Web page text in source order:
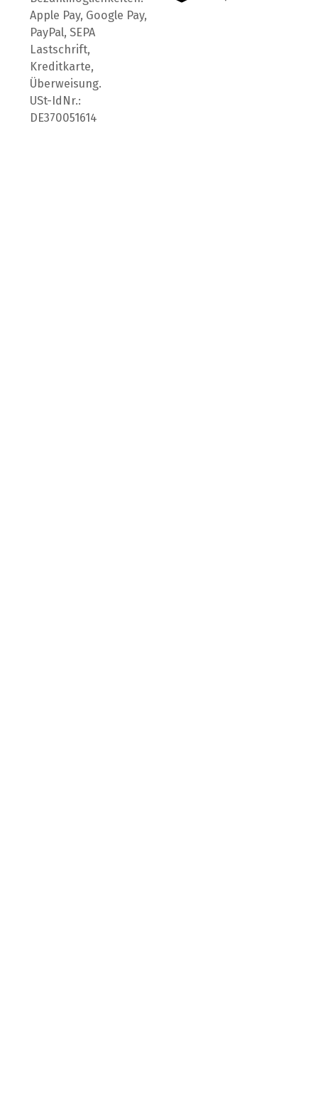
Apple Pay, Google Pay,
PayPal, SEPA
Lastschrift,
Kreditkarte,
Überweisung.
USt-IdNr.:
DE370051614